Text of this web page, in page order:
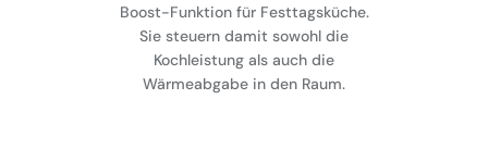
Boost-Funktion für Festtagsküche.
Sie steuern damit sowohl die
Kochleistung als auch die
Wärmeabgabe in den Raum.